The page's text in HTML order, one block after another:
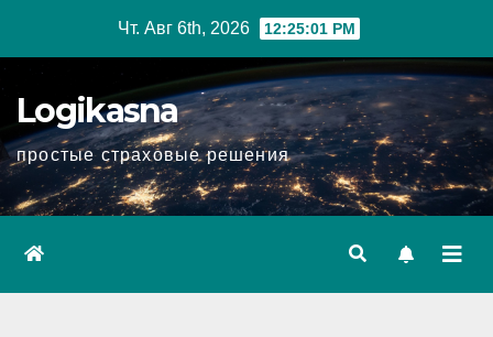
Чт. Авг 6th, 2026 12:25:02 PM
Logikasna
простые страховые решения